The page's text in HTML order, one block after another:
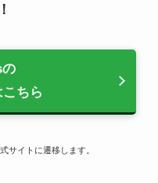
ちら
サイトに遷移します。